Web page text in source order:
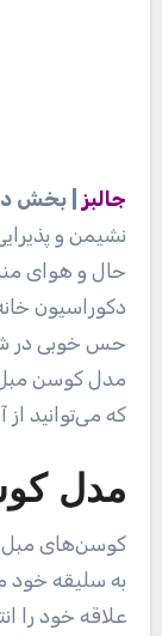
جالبز | بخش
نشیمن و
حال و هوای
دکوراسیون
مدل کوسن مبل
که می‌توانید از
مدل
کوسن‌های مبل
به سلیقه خود
علاقه خود را